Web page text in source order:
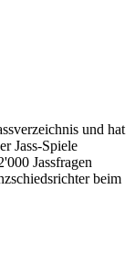
und hat
Jass-Spiele
Jassfragen
beim